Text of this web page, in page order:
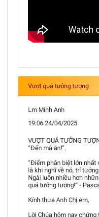
Vượt quá tưởng tượng
Lm Minh Anh
19:06 24/04/2025
VƯỢT QUÁ TƯỞNG
“Đến mà ăn!”.
“Điểm phân biệt lớn nhất
là khi nghĩ về nó, trí
Ngài luôn nhiều hơn
quá tưởng tượng!” -
Kính thưa Anh Chị em,
Lời Chúa hôm nay chứng